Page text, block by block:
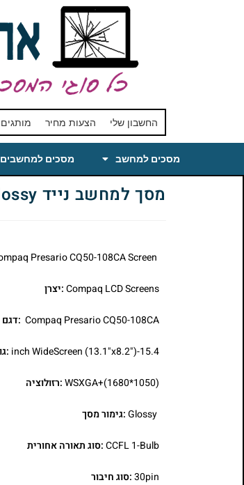
החשבון שלי הצעות מחיר מותגים
מסכים למחשב מסכים למחשבים
מסך למחשב נייד Compaq Presario CQ50-108CA Laptop LCD Screen 15.4 WSXGA+ Glossy
Compaq LCD Screens:יצרן
Compaq Presario CQ50-108CA
15.4-inch WideScreen (13.1"x8.2")
WSXGA+(1680*1050):רזולוציה
Glossy:גימור מסך
CCFL 1-Bulb:סוג תאורה אחורית
30pin:סוג חיבור